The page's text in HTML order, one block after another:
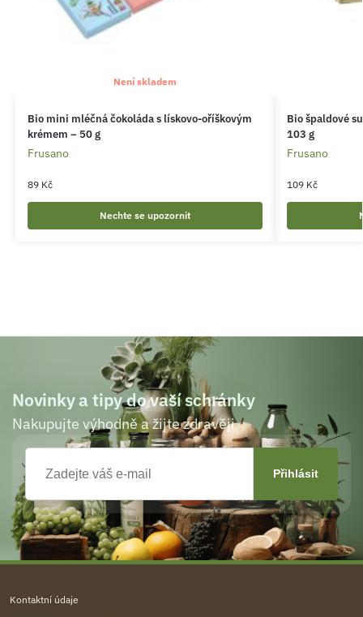
Není skladem
Bio mini mléčná čokoláda s lískovo-oříškovým
krémem – 50 g
Frusano
89 Kč
Nechte se upozornit
Bio špaldové
103 g
Frusano
109 Kč
Novinky a tipy do vaší schránky
Nakupujte výhodně a žijte zdravěji
Kontaktní údaje